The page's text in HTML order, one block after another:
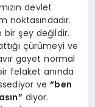
devlet
noktasındadır.
şey değildir.
çürümeyi ve
gayet normal
felaket anında
ve“ben
diyor.